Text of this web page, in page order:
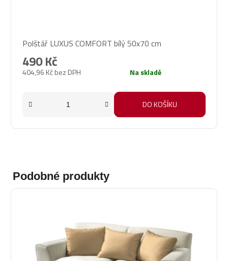
Polštář LUXUS COMFORT bílý 50x70 cm
404,96 Kč bez DPH
490 Kč
Na skladě
DO KOŠÍKU
Podobné produkty